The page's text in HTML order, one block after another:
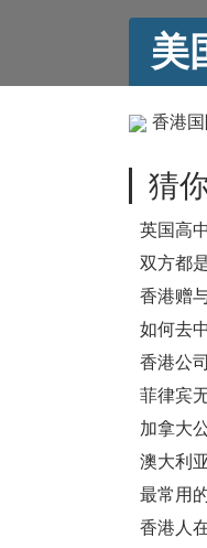
美
香港
猜
英国高
上学怎
双方都
公证用
香港赠
产赠与
如何去
件公证
香港公
于迪拜
菲律宾
公证认
加拿大
认证？
澳大利
最常用
书公证
香港人